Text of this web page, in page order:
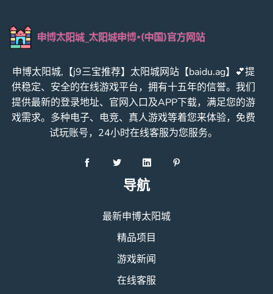
申博太阳城,【j9三宝推荐】太阳城网站【baidu.ag】💕提
供稳定、安全的在线游戏平台，拥有十五年的信誉。我们
提供最新的登录地址、官网入口及APP下载，满足您的游
戏需求。多种电子、电竞、真人游戏等着您来体验，免费
试玩账号，24小时在线客服为您服务。
导航
最新申博太阳城
精品项目
游戏新闻
在线客服